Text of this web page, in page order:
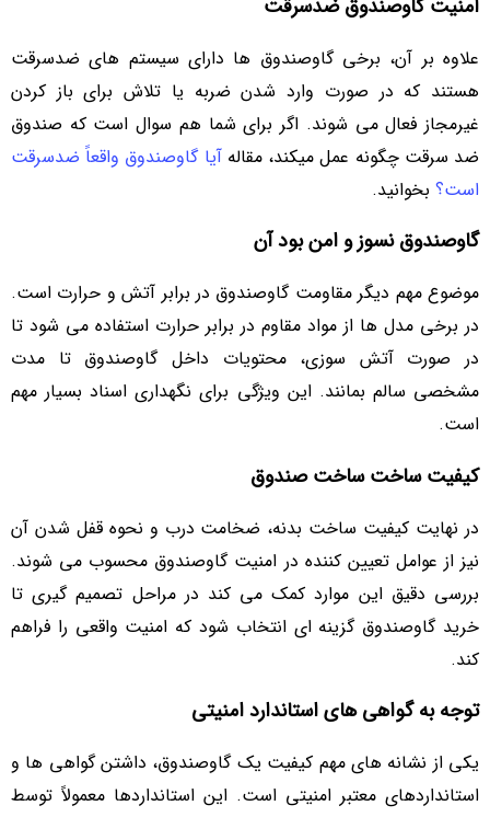
امنیت گاوصندوق ضدسرقت
علاوه بر آن، برخی گاوصندوق ها دارای سیستم های ضدسرقت
هستند که در صورت وارد شدن ضربه یا تلاش برای باز کردن
غیرمجاز فعال می شوند. اگر برای شما هم سوال است که صندوق
ضد سرقت چگونه عمل میکند، مقالهآیا گاوصندوق واقعاً ضدسرقت
است؟ بخوانید.
گاوصندوق نسوز و امن بود آن
موضوع مهم دیگر مقاومت گاوصندوق در برابر آتش و حرارت است.
در برخی مدل ها از مواد مقاوم در برابر حرارت استفاده می شود تا
در صورت آتش سوزی، محتویات داخل گاوصندوق تا مدت
مشخصی سالم بمانند. این ویژگی برای نگهداری اسناد بسیار مهم
است.
کیفیت ساخت ساخت صندوق
در نهایت کیفیت ساخت بدنه، ضخامت درب و نحوه قفل شدن آن
نیز از عوامل تعیین کننده در امنیت گاوصندوق محسوب می شوند.
بررسی دقیق این موارد کمک می کند در مراحل تصمیم گیری تا
خرید گاوصندوق گزینه ای انتخاب شود که امنیت واقعی را فراهم
کند.
توجه به گواهی های استاندارد امنیتی
یکی از نشانه های مهم کیفیت یک گاوصندوق، داشتن گواهی ها و
استانداردهای معتبر امنیتی است. این استانداردها معمولاً توسط